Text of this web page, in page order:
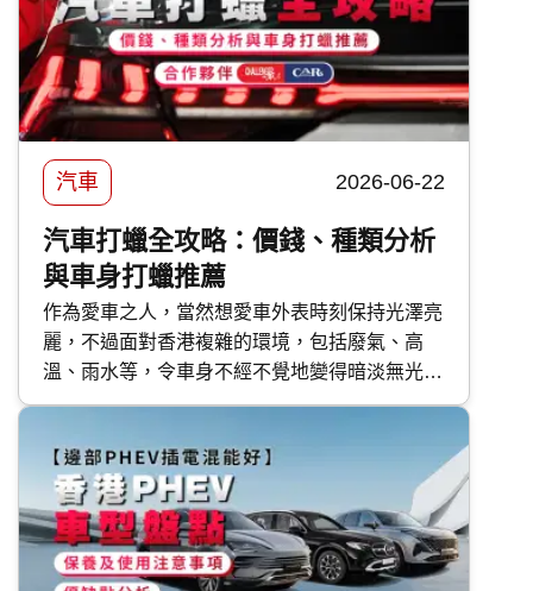
汽車 2026-06-22
汽車打蠟全攻略：價錢、種類分析
與車身打蠟推薦
作為愛車之人，當然想愛車外表時刻保持光澤亮
麗，不過面對香港複雜的環境，包括廢氣、高
溫、雨水等，令車身不經不覺地變得暗淡無光，
如果不及時打理保護，隨時會對車漆造成不可逆
選汽車打蠟。然而，坊間的汽車蠟種類繁多，價
錢由 DIY 的百多元，到汽車美容店的幾千元不
等，到底該如何選擇？傳統打蠟與近年流行的
汽車鍍膜 又有甚麼分別？ 快而保 為你一文看清
汽車打蠟的好處、種類、價錢比較及常見問題，